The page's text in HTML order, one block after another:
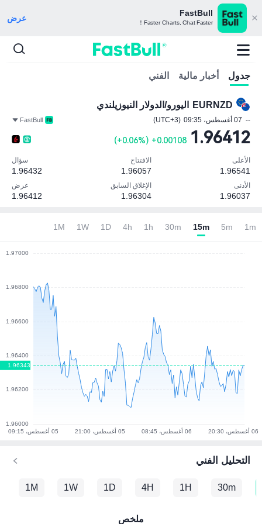
FastBull
Faster Charts, Chat Faster！ عرض
جدول أخبار مالية الفني
EURNZD اليورو/الدولار النيوزيلندي
-- 07 أغسطس، 09:35 (UTC+3)
FastBull
1.96412
+0.00108
(
+0.06%
)
الأعلى
1.96541
الأدنى
1.96037
الافتتاح
1.96057
الإغلاق السابق
1.96304
سؤال
1.96432
عرض
1.96412
1m
5m
15m
30m
1h
4h
1D
1W
1M
التحليل الفني
30m
1H
4H
1D
1W
1M
ملخص